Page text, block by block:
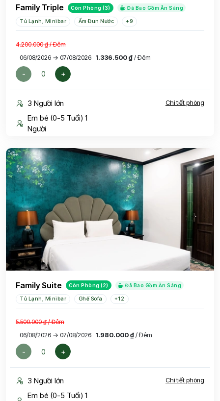
Family Triple Còn Phòng (3) Đã Bao Gồm Ăn Sáng
Tủ Lạnh, Minibar Ấm Đun Nước +9
4.200.000 ₫/ Đêm
06/08/2026 → 07/08/2026 1.336.500 ₫ / Đêm
- +
3 Người lớn Chi tiết phòng
Em bé (0-5 Tuổi) 1
Người
Family Suite Còn Phòng (2) Đã Bao Gồm Ăn Sáng
Tủ Lạnh, Minibar Ghế Sofa +12
5.500.000 ₫/ Đêm
06/08/2026 → 07/08/2026 1.980.000 ₫ / Đêm
- +
3 Người lớn Chi tiết phòng
Em bé (0-5 Tuổi) 1